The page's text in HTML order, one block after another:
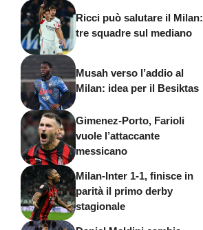
Ricci può salutare il Milan:
tre squadre sul mediano
Musah verso l’addio al
Milan: idea per il Besiktas
Gimenez-Porto, Farioli
vuole l’attaccante
messicano
Milan-Inter 1-1, finisce in
parità il primo derby
stagionale